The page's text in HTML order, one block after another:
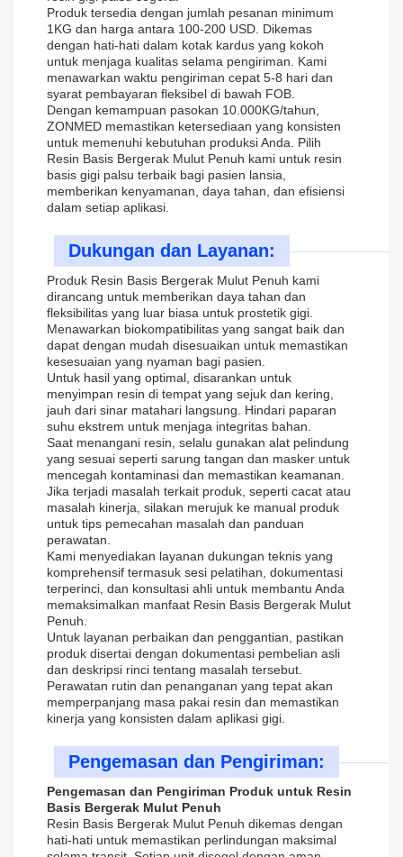
Produk tersedia dengan jumlah pesanan minimum
1KG dan harga antara 100-200 USD. Dikemas
dengan hati-hati dalam kotak kardus yang kokoh
untuk menjaga kualitas selama pengiriman. Kami
menawarkan waktu pengiriman cepat 5-8 hari dan
syarat pembayaran fleksibel di bawah FOB.
Dengan kemampuan pasokan 10.000KG/tahun,
ZONMED memastikan ketersediaan yang konsisten
untuk memenuhi kebutuhan produksi Anda. Pilih
Resin Basis Bergerak Mulut Penuh kami untuk resin
basis gigi palsu terbaik bagi pasien lansia,
memberikan kenyamanan, daya tahan, dan efisiensi
dalam setiap aplikasi.
Dukungan dan Layanan:
Produk Resin Basis Bergerak Mulut Penuh kami
dirancang untuk memberikan daya tahan dan
fleksibilitas yang luar biasa untuk prostetik gigi.
Menawarkan biokompatibilitas yang sangat baik dan
dapat dengan mudah disesuaikan untuk memastikan
kesesuaian yang nyaman bagi pasien.
Untuk hasil yang optimal, disarankan untuk
menyimpan resin di tempat yang sejuk dan kering,
jauh dari sinar matahari langsung. Hindari paparan
suhu ekstrem untuk menjaga integritas bahan.
Saat menangani resin, selalu gunakan alat pelindung
yang sesuai seperti sarung tangan dan masker untuk
mencegah kontaminasi dan memastikan keamanan.
Jika terjadi masalah terkait produk, seperti cacat atau
masalah kinerja, silakan merujuk ke manual produk
untuk tips pemecahan masalah dan panduan
perawatan.
Kami menyediakan layanan dukungan teknis yang
komprehensif termasuk sesi pelatihan, dokumentasi
terperinci, dan konsultasi ahli untuk membantu Anda
memaksimalkan manfaat Resin Basis Bergerak Mulut
Penuh.
Untuk layanan perbaikan dan penggantian, pastikan
produk disertai dengan dokumentasi pembelian asli
dan deskripsi rinci tentang masalah tersebut.
Perawatan rutin dan penanganan yang tepat akan
memperpanjang masa pakai resin dan memastikan
kinerja yang konsisten dalam aplikasi gigi.
Pengemasan dan Pengiriman:
Pengemasan dan Pengiriman Produk untuk Resin
Basis Bergerak Mulut Penuh
Resin Basis Bergerak Mulut Penuh dikemas dengan
hati-hati untuk memastikan perlindungan maksimal